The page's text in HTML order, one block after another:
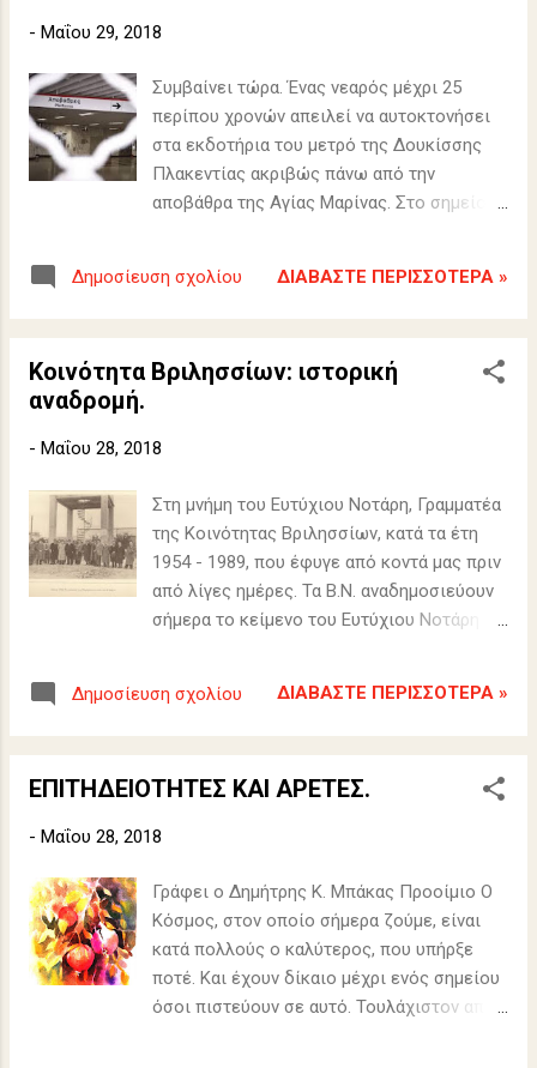
- Μαΐου 29, 2018
Συμβαίνει τώρα. Ένας νεαρός μέχρι 25
περίπου χρονών απειλεί να αυτοκτονήσει
στα εκδοτήρια του μετρό της Δουκίσσης
Πλακεντίας ακριβώς πάνω από την
αποβάθρα της Αγίας Μαρίνας. Στο σημείο
Ελληνικής Αστυνομίας και της Τοπικής
Αυτοδιοίκησης.
Δημοσίευση σχολίου ΔΙΑΒΆΣΤΕ ΠΕΡΙΣΣΌΤΕΡΑ »
Κοινότητα Βριλησσίων: ιστορική
αναδρομή.
- Μαΐου 28, 2018
Στη μνήμη του Ευτύχιου Νοτάρη, Γραμματέα
της Κοινότητας Βριλησσίων, κατά τα έτη
1954 - 1989, που έφυγε από κοντά μας πριν
από λίγες ημέρες. Τα Β.Ν. αναδημοσιεύουν
σήμερα το κείμενο του Ευτύχιου Νοτάρη
πόλης μας, στη μνήμη του και σε
αποχαιρετισμό.
Δημοσίευση σχολίου ΔΙΑΒΆΣΤΕ ΠΕΡΙΣΣΌΤΕΡΑ »
ΕΠΙΤΗΔΕΙΟΤΗΤΕΣ ΚΑΙ ΑΡΕΤΕΣ.
- Μαΐου 28, 2018
Γράφει ο Δημήτρης Κ. Μπάκας Προοίμιο Ο
Κόσμος, στον οποίο σήμερα ζούμε, είναι
κατά πολλούς ο καλύτερος, που υπήρξε
ποτέ. Και έχουν δίκαιο μέχρι ενός σημείου
όσοι πιστεύουν σε αυτό. Τουλάχιστον από